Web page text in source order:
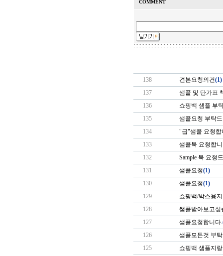
COMMENT
138 견본요청의건(1)
137
샘플 및 단가표
136
쇼핑백 샘플 부
135
샘플요청 부탁
134
"급"샘풀 요청합
133
샘플북 요청합
132
Sample 북 요청
131
샘플요청(1)
130
샘플요청(1)
129
쇼핑백/박스용
128
쌤플받아보고싶
127
샘플요청합니다.
126
샘플모든것 부
125
쇼핑백 샘플지